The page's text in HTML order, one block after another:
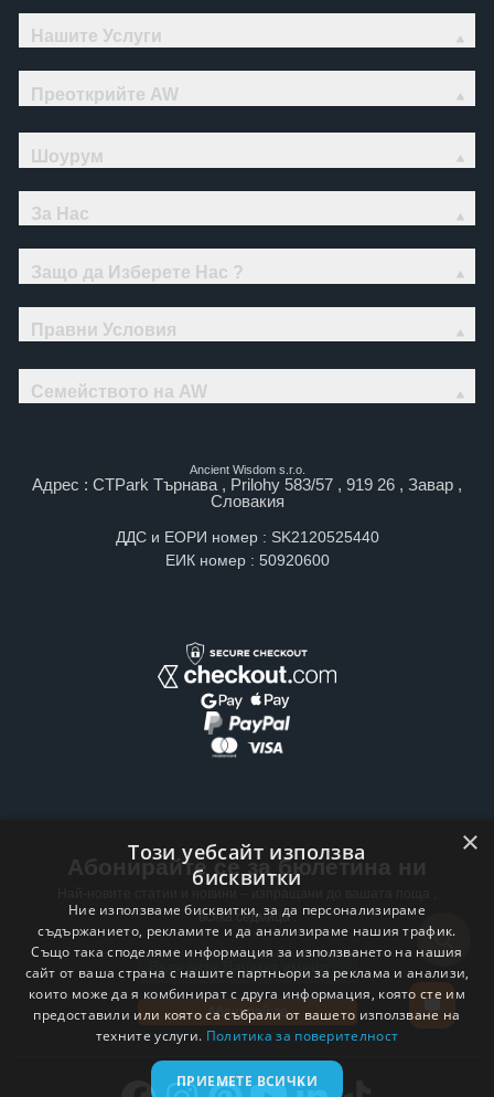
Нашите Услуги
Преоткрийте AW
Шоурум
За Нас
Защо да Изберете Нас ?
Правни Условия
Семейството на AW
Ancient Wisdom s.r.o.
Адрес : CTPark Търнава , Prilohy 583/57 , 919 26 , Завар ,
Словакия
ДДС и ЕОРИ номер : SK2120525440
ЕИК номер : 50920600
Абонирайте се за бюлетина ни
всяка седмица .
Email address
Абонирай се
×
Този уебсайт използва
бисквитки
Ние използваме бисквитки, за да персонализираме
съдържанието, рекламите и да анализираме нашия трафик.
Също така споделяме информация за използването на нашия
сайт от ваша страна с нашите партньори за реклама и анализи,
които може да я комбинират с друга информация, която сте им
предоставили или която са събрали от вашето използване на
техните услуги. Политика за поверителност
ПРИЕМЕТЕ ВСИЧКИ